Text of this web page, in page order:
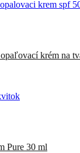
krém na
Pure 30 ml